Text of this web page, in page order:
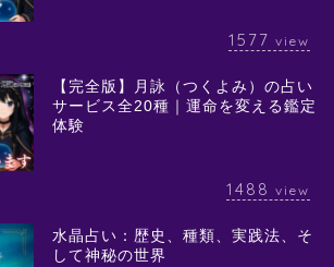
1577 view
【完全版】月詠（つくよみ）の占い
サービス全20種｜運命を変える鑑定
体験
1488 view
水晶占い：歴史、種類、実践法、そ
して神秘の世界